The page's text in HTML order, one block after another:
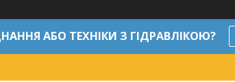
АБО ТЕХНІКИ З ГІДРАВЛІКОЮ?